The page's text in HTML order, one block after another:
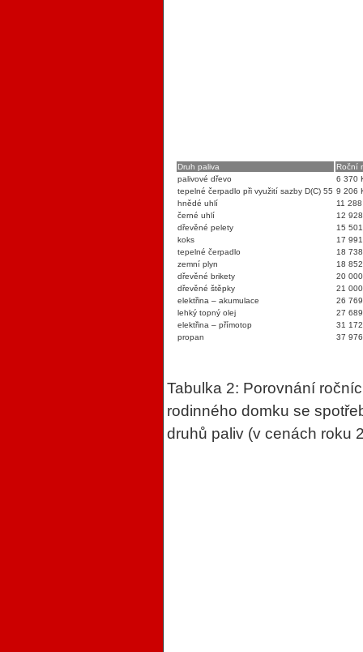
Druh paliva
Roční
palivové dřevo
6 370
tepelné čerpadlo při využití sazby D(C) 55 9 206
hnědé uhlí
11
černé uhlí
12
dřevěné pelety
15
koks
17
tepelné čerpadlo
18
zemní plyn
18
dřevěné brikety
20
dřevěné štěpky
21
elektřina – akumulace
26
lehký topný olej
27
elektřina – přímotop
31
propan
37
Tabulka 2: Porovnání
rodinného domku se
druhů paliv (v cenách roku